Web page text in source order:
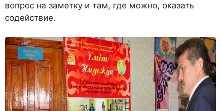
вопрос на заметку и там, где можно, оказать
содействие.